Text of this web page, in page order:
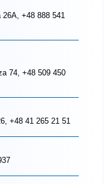
26A, +48 888 541
74, +48 509 450
, +48 41 265 21 51